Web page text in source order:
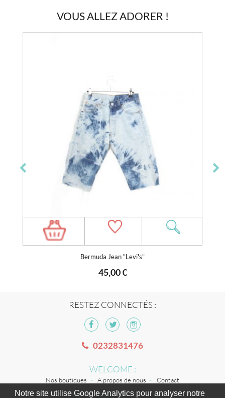
Notre site utilise Google Analytics pour analyser notre
VOUS ALLEZ ADORER !
Bermuda Jean "Levi's"
45,00 €
RESTEZ CONNECTÉS :
0232831476
WELCOME :
Nos boutiques A propos de nous Contact